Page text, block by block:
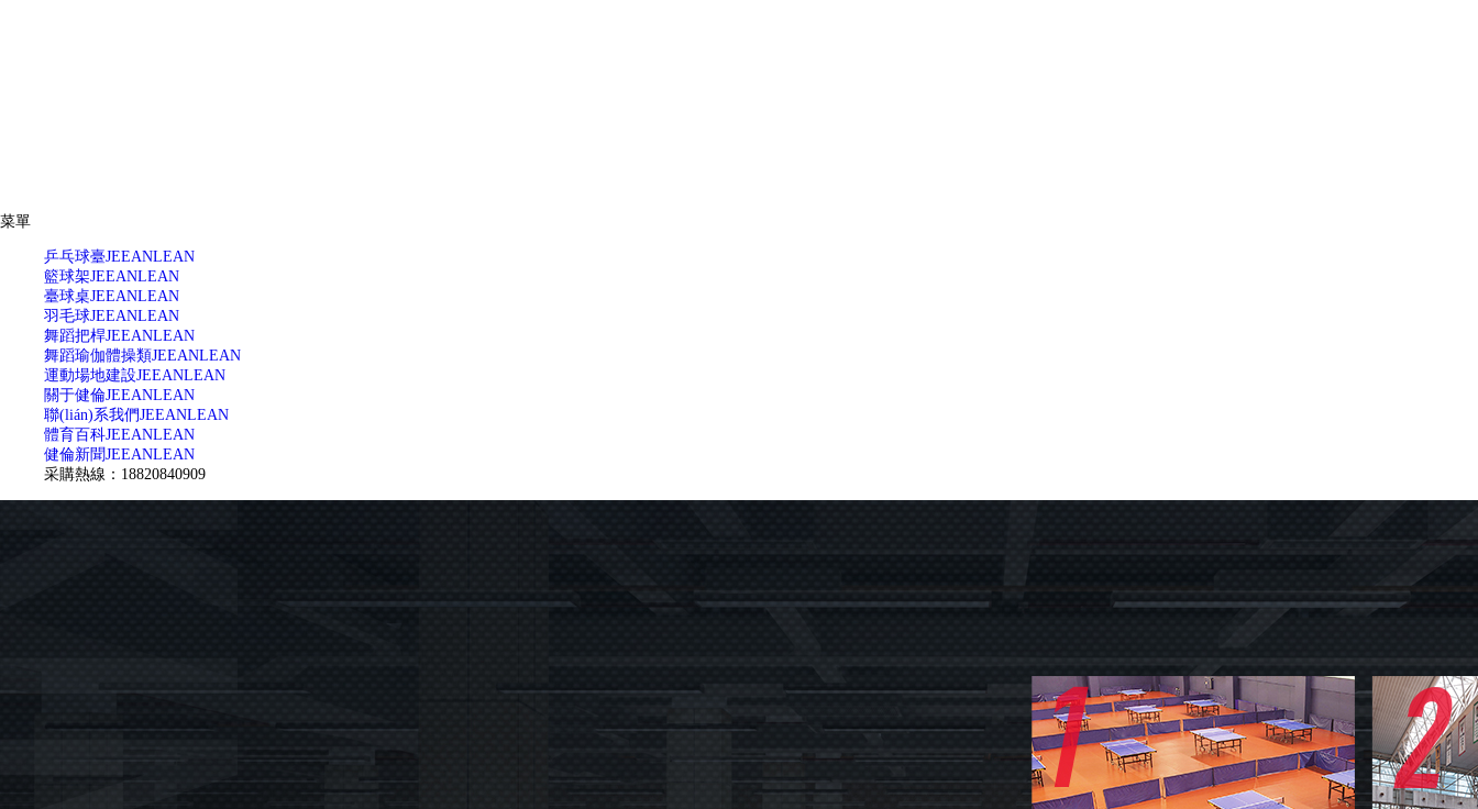
菜單
乒乓球臺JEEANLEAN
籃球架JEEANLEAN
臺球桌JEEANLEAN
羽毛球JEEANLEAN
舞蹈把桿JEEANLEAN
舞蹈瑜伽體操類JEEANLEAN
運動場地建設JEEANLEAN
關于健倫JEEANLEAN
聯(lián)系我們JEEANLEAN
體育百科JEEANLEAN
健倫新聞JEEANLEAN
采購熱線：18820840909